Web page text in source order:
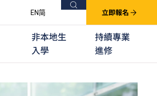
EN简 搜尋 立即報名
非本地生
入學
持續專業
進修